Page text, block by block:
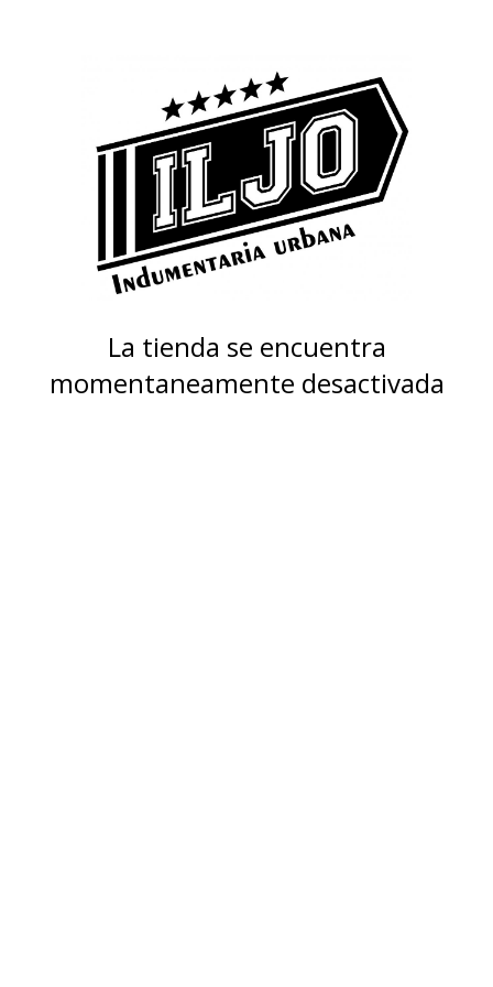
La tienda se encuentra
momentaneamente desactivada